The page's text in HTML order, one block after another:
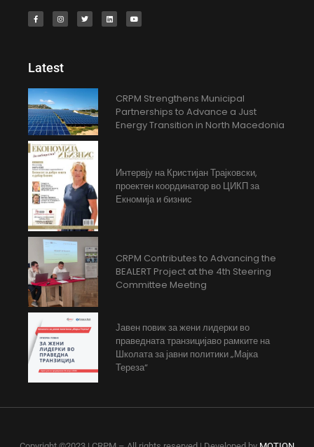
Latest
CRPM Strengthens Municipal
Partnerships to Advance a Just
Energy Transition in North Macedonia
Интервју на Кристијан Трајковски,
проектен координатор во ЦИКП за
Екномија и бизнис
CRPM Contributes to Advancing the
BEALERT Project at the 4th Steering
Committee Meeting
Јавен повик за жени лидерки во
праведната транзицијаво рамките на
Школата за јавни политики „Мајка
Тереза“